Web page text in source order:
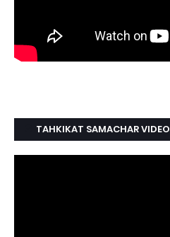
TAHKIKAT SAMACHAR VIDEO